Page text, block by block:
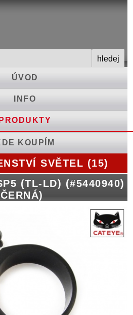
ÚVOD
INFO
PRODUKTY
KOUPÍM
SVĚTEL (15)
(TL-LD) (#5440940)